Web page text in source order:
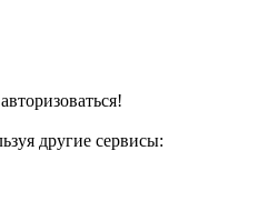
другие сервисы: